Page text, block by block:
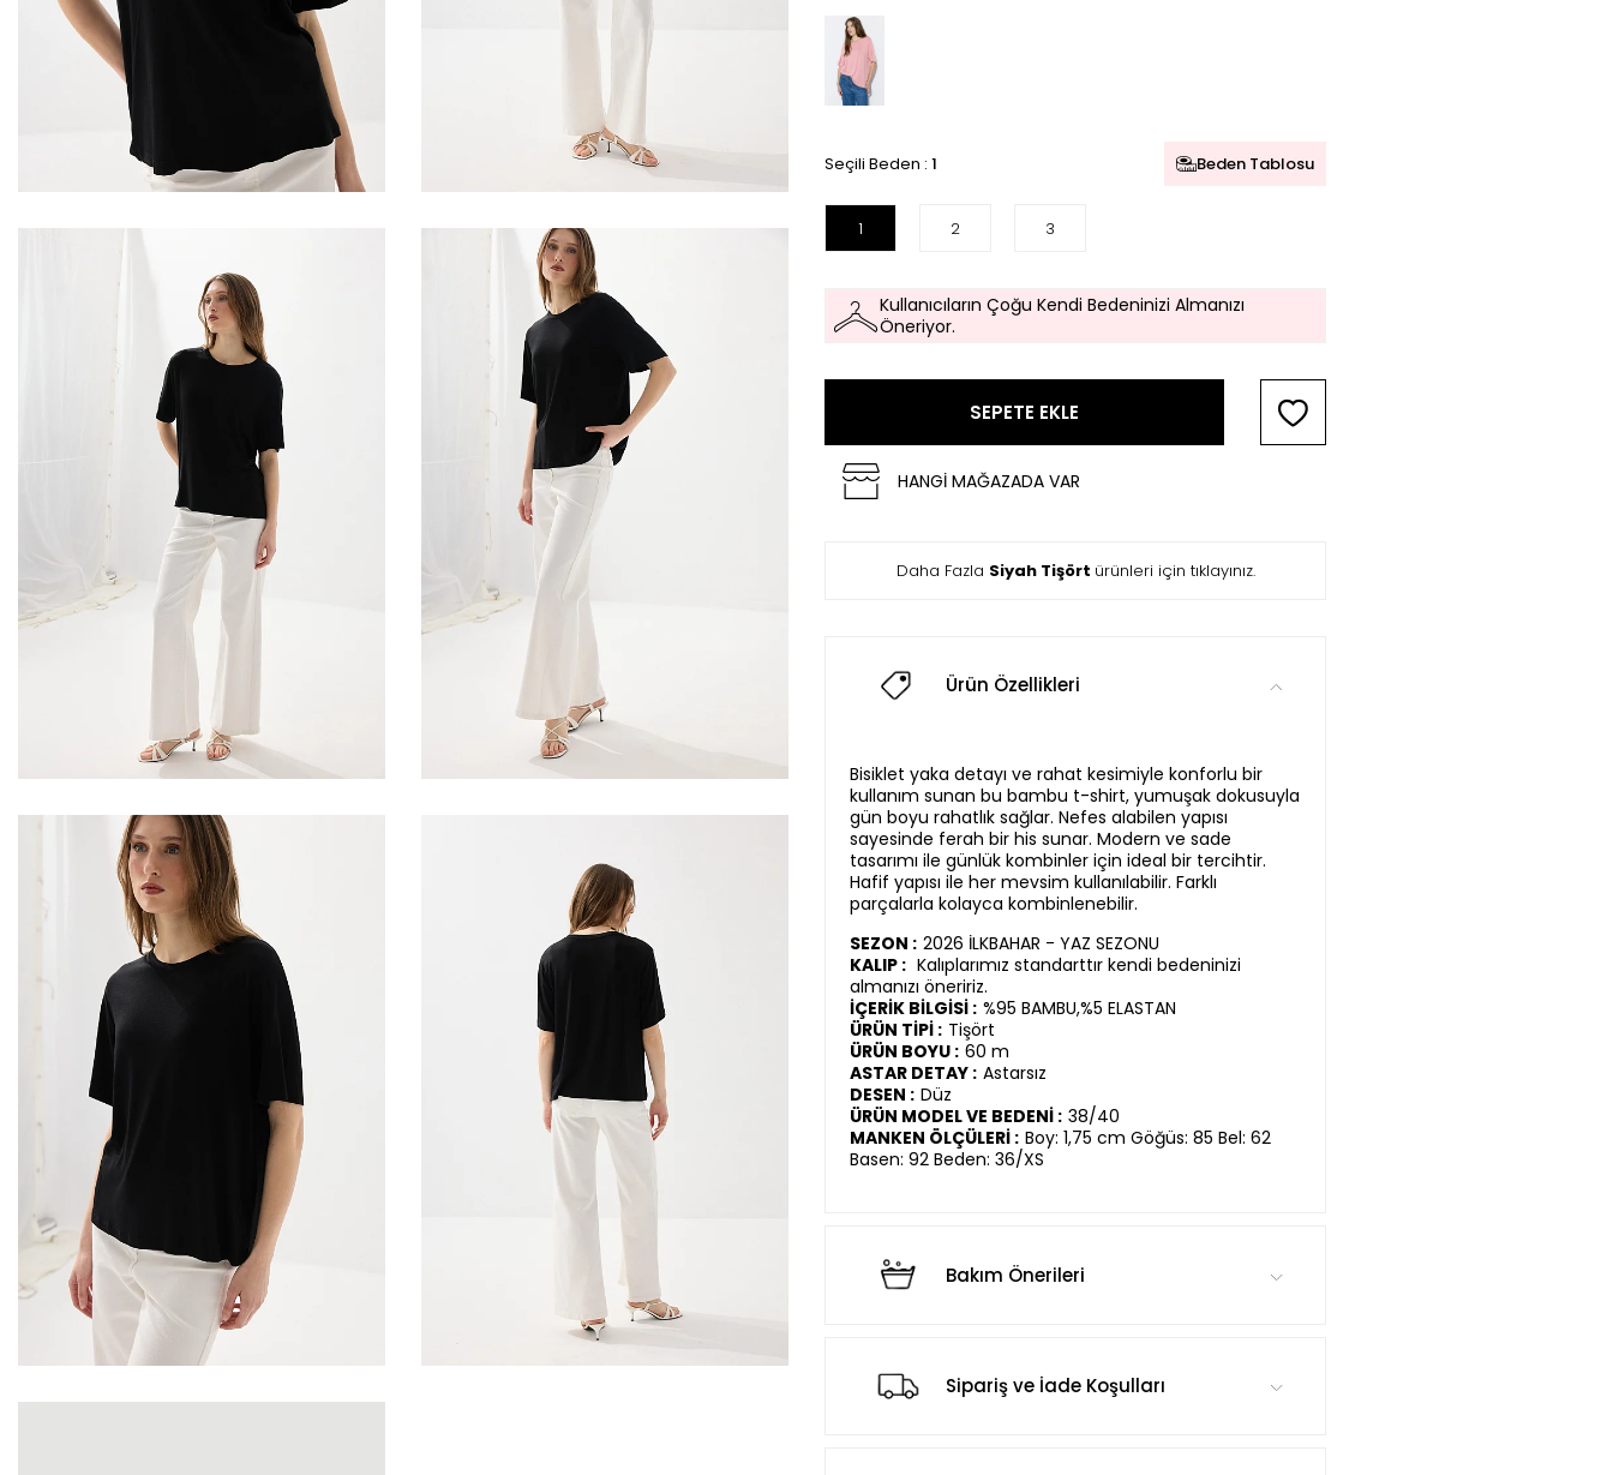
Seçili Beden : 1 Beden Tablosu
1 2 3
Kullanıcıların Çoğu Kendi Bedeninizi Almanızı
Öneriyor.
SEPETE EKLE
HANGİ MAĞAZADA VAR
Daha Fazla Siyah Tişört ürünleri için tıklayınız.
Ürün Özellikleri
Bisiklet yaka detayı ve rahat kesimiyle konforlu bir
kullanım sunan bu bambu t-shirt, yumuşak dokusuyla
gün boyu rahatlık sağlar. Nefes alabilen yapısı
sayesinde ferah bir his sunar. Modern ve sade
tasarımı ile günlük kombinler için ideal bir tercihtir.
Hafif yapısı ile her mevsim kullanılabilir. Farklı
parçalarla kolayca kombinlenebilir.
SEZON : 2026 İLKBAHAR - YAZ SEZONU
KALIP : Kalıplarımız standarttır kendi bedeninizi
almanızı öneririz.
İÇERİK BİLGİSİ : %95 BAMBU,%5 ELASTAN
ÜRÜN TİPİ : Tişört
ÜRÜN BOYU : 60 m
ASTAR DETAY : Astarsız
DESEN : Düz
ÜRÜN MODEL VE BEDENİ : 38/40
MANKEN ÖLÇÜLERİ : Boy: 1,75 cm Göğüs: 85 Bel: 62
Basen: 92 Beden: 36/XS
Bakım Önerileri
Sipariş ve İade Koşulları